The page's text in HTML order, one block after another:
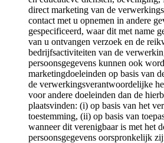
direct marketing van de
contact met u opnemen in andere
gespecificeerd, waar dit met name
van u ontvangen verzoek en de
bedrijfsactiviteiten van de
persoonsgegevens kunnen ook
marketingdoeleinden op basis van
de verwerkingsverantwoordelijke
voor andere doeleinden dan de
plaatsvinden: (i) op basis van het
toestemming, (ii) op basis van
wanneer dit verenigbaar is met het
persoonsgegevens oorspronkelijk